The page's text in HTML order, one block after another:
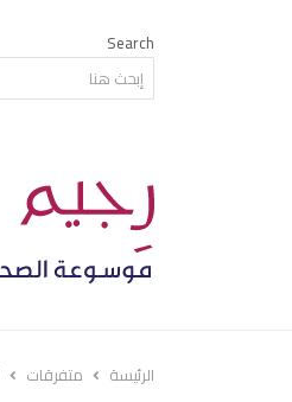
Search
الرئيسة متفرقات